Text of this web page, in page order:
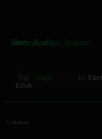
shop_two
vertical_align_bottom
more_horiz
Tag: Single In:
Eilish
Mizikoos